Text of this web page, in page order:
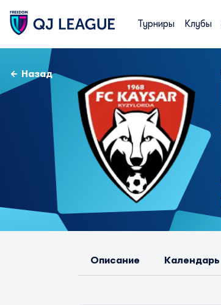
Турниры Клубы
Назад
Описание Календарь